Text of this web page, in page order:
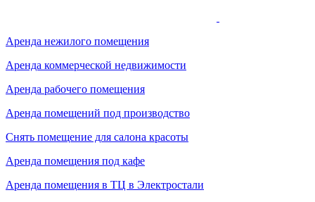
Аренда нежилого помещения
Аренда коммерческой недвижимости
Аренда рабочего помещения
Аренда помещений под производство
Снять помещение для салона красоты
Аренда помещения под кафе
Аренда помещения в ТЦ в Электростали